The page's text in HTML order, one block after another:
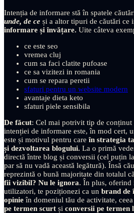
Intenția de informare stă în spatele
unde, de ce și a altor tipuri de căutări ce
informare și învățare. Uite câteva
ce este seo
vremea cluj
cum sa faci clatite pufoase
ce sa vizitezi in romania
cum se repara peretii
sfaturi pentru un website modern
avantaje dieta keto
sfaturi piele sensibila
De făcut: Cel mai potrivit tip de conținut
intenției de informare este, în mod cert,
este și motivul pentru care în strategia
și dezvoltarea blogului. La o primă
directă între blog și conversii (cel puțin
par să nu vadă această legătură). Însă
reprezintă o bună majoritate din totalul
fii vizibil? Nu le ignora. În plus, oferind
utilizatori, te poziționezi ca un brand de
opinieîn domeniul tău de activitate,
pe termen scurt și conversii pe termen